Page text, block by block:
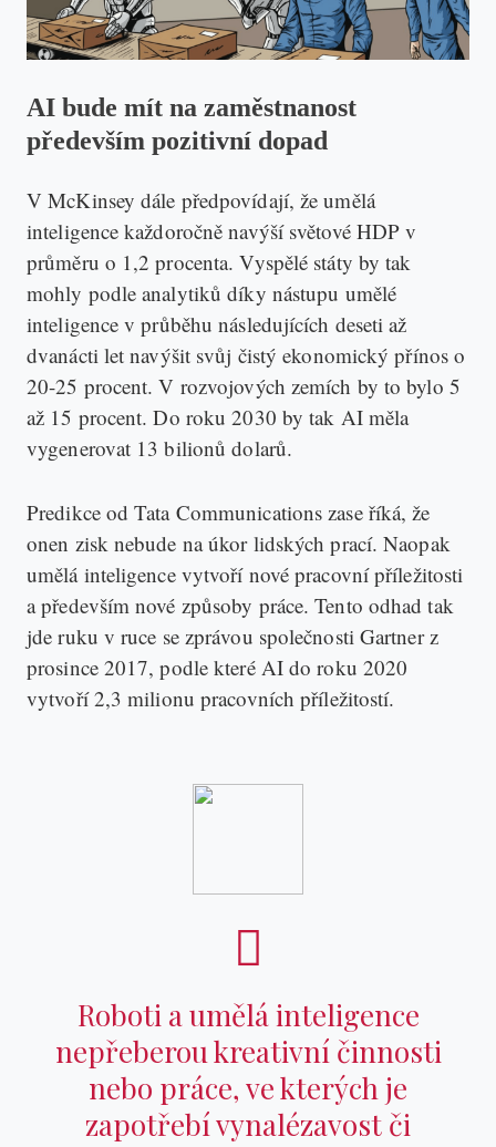
AI bude mít na zaměstnanost
především pozitivní dopad
V McKinsey dále předpovídají, že umělá
inteligence každoročně navýší světové HDP v
průměru o 1,2 procenta. Vyspělé státy by tak
mohly podle analytiků díky nástupu umělé
inteligence v průběhu následujících deseti až
dvanácti let navýšit svůj čistý ekonomický přínos o
20-25 procent. V rozvojových zemích by to bylo 5
až 15 procent. Do roku 2030 by tak AI měla
vygenerovat 13 bilionů dolarů.
Predikce od Tata Communications zase říká, že
onen zisk nebude na úkor lidských prací. Naopak
umělá inteligence vytvoří nové pracovní příležitosti
a především nové způsoby práce. Tento odhad tak
jde ruku v ruce se zprávou společnosti Gartner z
prosince 2017, podle které AI do roku 2020
vytvoří 2,3 milionu pracovních příležitostí.
Roboti a umělá inteligence
nepřeberou kreativní činnosti
nebo práce, ve kterých je
zapotřebí vynalézavost či